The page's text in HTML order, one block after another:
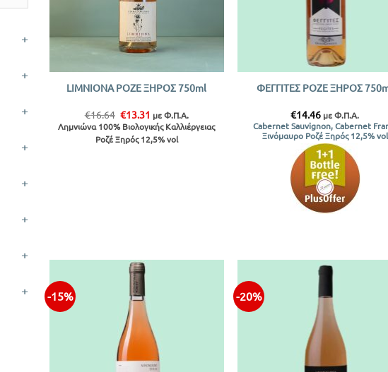
+
+
+
+
+
+
+
+
LIMNIONA ΡΟΖΕ ΞΗΡΟΣ 750ml
€16.64 Original
price
was:
€16.64.
€13.31 Η
τρέχουσα
τιμή
είναι:
με Φ.Π.Α.
Λημνιώνα 100% Βιολογικής Καλλιέργειας
Ροζέ Ξηρός 12,5% vol
ΦΕΓΓΙΤΕΣ ΡΟΖΕ ΞΗΡΟΣ
€14.46 με Φ.Π.Α.
Cabernet Sauvignon, Cabernet
Ξινόμαυρο Ροζέ Ξηρός 12,5% vol
-15% -20%